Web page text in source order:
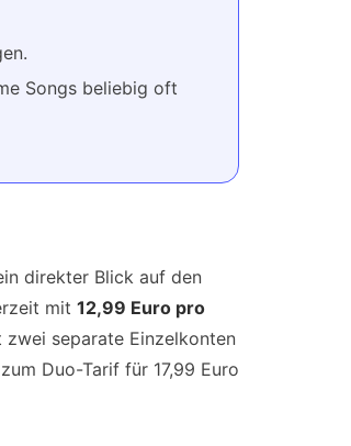
Songs beliebig oft
direkter Blick auf den
mit 12,99 Euro pro
separate Einzelkonten
Duo-Tarif für 17,99 Euro